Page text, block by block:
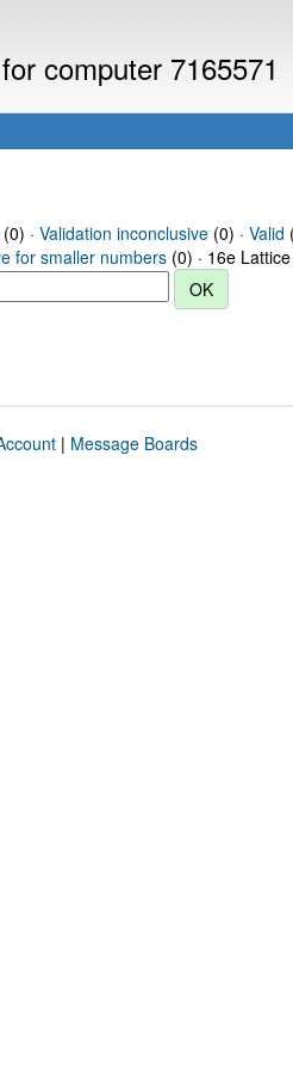
computer 7165571
(0) · Validation inconclusive(0) · Valid
for smaller numbers (0) · 16e
| Message Boards